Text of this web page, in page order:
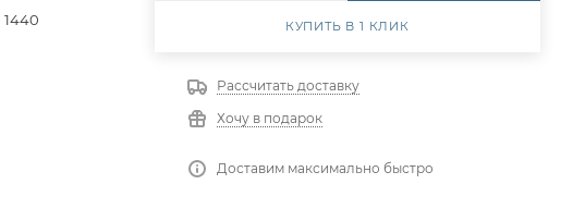
1440 КУПИТЬ В 1 КЛИК
Рассчитать доставку
Хочу в подарок
Доставим максимально быстро